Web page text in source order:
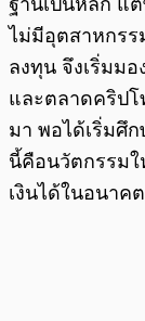
ไม่มีอุตสาหกรร
ลงทุน จึงเริ่มม
และตลาดคริปโ
มา พอได้เริ่มศึ
นี้คือนวัตกรรม
เงินได้ในอนาคต